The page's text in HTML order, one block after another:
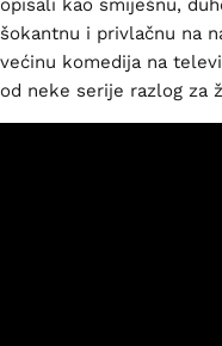
opisali kao smiješnu,
šokantnu i privlačnu na
većinu komedija na
od neke serije razlog za